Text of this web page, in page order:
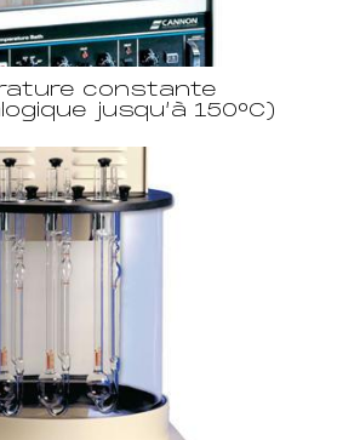
constante
jusqu’à 150°C)